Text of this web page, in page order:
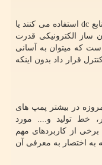
dcاستفاده می کنند یا
ساز الکترونیکی قدرت
که میتوان به آسانی
قرار داد بدون اینکه
در بیشتر پمپ های
خط تولید و.... مورد
از کاربردهای مهم
به اختصار به معرفی آن